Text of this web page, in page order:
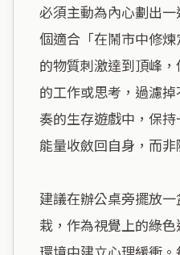
必須主動為內心劃出
個適合「在鬧市中修
的物質刺激達到頂峰
的工作或思考，過濾
奏的生存遊戲中，保
能量收斂回自身，而非
建議在辦公桌旁擺放
栽，作為視覺上的綠